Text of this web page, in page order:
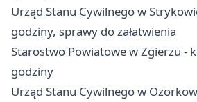
Urząd Stanu Cywilnego w
godziny, sprawy do załatwienia
Starostwo Powiatowe w Zgierzu -
godziny
Urząd Stanu Cywilnego w